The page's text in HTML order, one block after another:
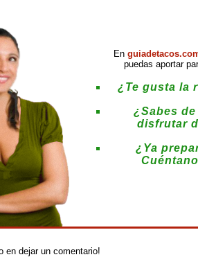
En
puedas aportar
¿Te gusta la
¿Sabes
disfrutar
¿Ya
en dejar un comentario!